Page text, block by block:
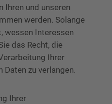
Ihren und unseren
werden. Solange
wessen Interessen
das Recht, die
Ihrer
Daten zu verlangen.
Ihrer